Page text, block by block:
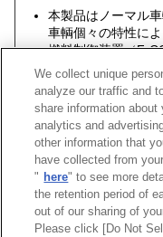
本製品はノーマル
車輌個々の特性に
燃料制御装置（F-
が必要になる場合
車種
ランサーエボリューションI
We collect unique
analyze our traffic and
share information
analytics and
other information that
have collected from
" here" to see more
the retention period of
out of our sharing of
Please click [Do Not